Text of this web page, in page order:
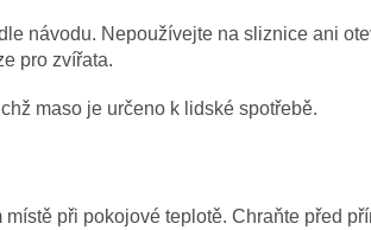
návodu. Nepoužívejte na sliznice ani
pro zvířata.
maso je určeno k lidské spotřebě.
při pokojové teplotě. Chraňte před